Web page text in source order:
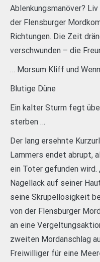
Ablenkungsmanöver?
der Flensburger
Richtungen. Die Zeit
verschwunden – die
… Morsum Kliff und
Blutige Düne
Ein kalter Sturm fegt
sterben …
Der lang ersehnte
Lammers endet abrupt,
ein Toter gefunden
Nagellack auf seiner
seine Skrupellosigkeit
von der Flensburger
an eine
zweiten Mordanschlag
Freiwilliger für eine